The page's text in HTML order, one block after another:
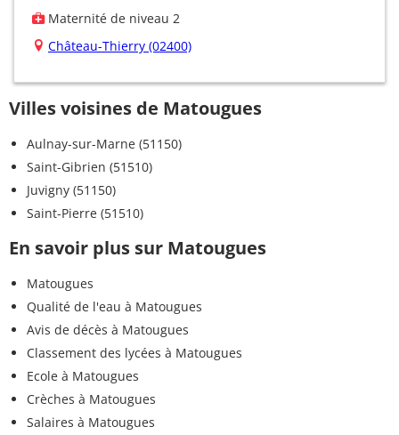
Maternité de niveau 2
Château-Thierry (02400)
Villes voisines de Matougues
Aulnay-sur-Marne (51150)
Saint-Gibrien (51510)
Juvigny (51150)
Saint-Pierre (51510)
En savoir plus sur Matougues
Matougues
Qualité de l'eau à Matougues
Avis de décès à Matougues
Classement des lycées à Matougues
Ecole à Matougues
Crèches à Matougues
Salaires à Matougues